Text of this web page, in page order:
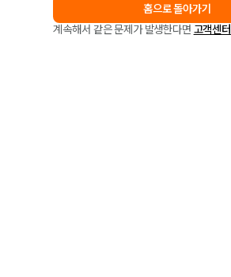
홈으로 돌아가기
계속해서 같은 문제가 발생한다면 고객센터